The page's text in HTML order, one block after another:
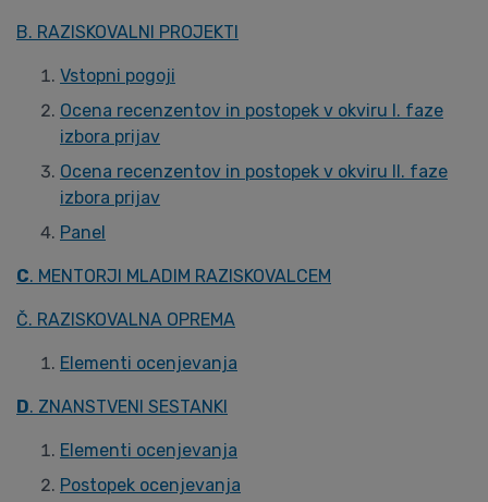
B. RAZISKOVALNI PROJEKTI
Vstopni pogoji
Ocena recenzentov in postopek v okviru I. faze
izbora prijav
Ocena recenzentov in postopek v okviru II. faze
izbora prijav
Panel
C. MENTORJI MLADIM RAZISKOVALCEM
Č. RAZISKOVALNA OPREMA
Elementi ocenjevanja
D. ZNANSTVENI SESTANKI
Elementi ocenjevanja
Postopek ocenjevanja